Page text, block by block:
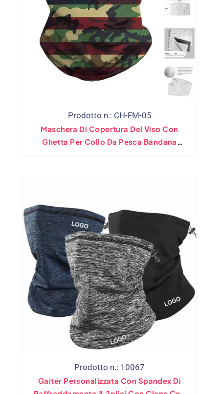
Prodotto n.: CH-FM-05
Maschera Di Copertura Del Viso Con
Ghetta Per Collo Da Pesca Bandana
Prodotto n.: 10067
Gaiter Personalizzata Con Spandex Di